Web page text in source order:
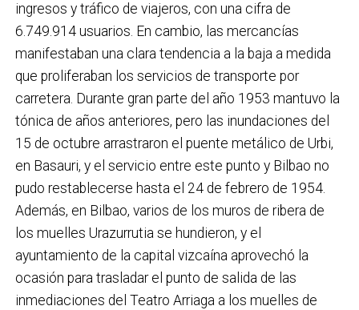
ingresos y tráfico de viajeros, con una cifra de
6.749.914 usuarios. En cambio, las mercancías
manifestaban una clara tendencia a la baja a medida
que proliferaban los servicios de transporte por
carretera. Durante gran parte del año 1953 mantuvo la
tónica de años anteriores, pero las inundaciones del
15 de octubre arrastraron el puente metálico de Urbi,
en Basauri, y el servicio entre este punto y Bilbao no
pudo restablecerse hasta el 24 de febrero de 1954.
Además, en Bilbao, varios de los muros de ribera de
los muelles Urazurrutia se hundieron, y el
ayuntamiento de la capital vizcaína aprovechó la
ocasión para trasladar el punto de salida de las
inmediaciones del Teatro Arriaga a los muelles de